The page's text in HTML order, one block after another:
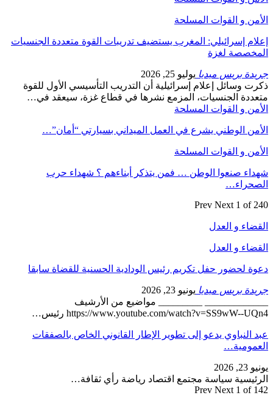
الأمن و القوات المسلحة
إعلام إسرائيلي: المغرب يستضيف تدريبات القوة متعددة الجنسيات
المخصصة لغزة
جريدة بريس ميديا يوليو 25, 2026
ذكرت وسائل إعلام إسرائيلية أن التدريب التأسيسي الأول للقوة
متعددة الجنسيات، المزمع نشرها في قطاع غزة، سيعقد في…
الأمن و القوات المسلحة
الأمن الوطني يشرع في العمل الميداني بسيارتي “أمان”…
الأمن و القوات المسلحة
شهداء صنعوا الوطن … فمن يتذكر أبناءهم ؟ شهداء حرب
الصحراء…
Prev Next 1 of 240
القضاء و العدل
القضاء و العدل
دعوة لحضور حفل تكريم رئيس الودادية الحسنية للقضاة سابقا
جريدة بريس ميديا يونيو 23, 2026
_____________ _________ مواضيع من الأرشيف
https://www.youtube.com/watch?v=SS9wW--UQn4 رئيس…
عبد النباوي يدعو إلى تطوير الإطار القانوني الخاص بالصفقات
العمومية…
يونيو 23, 2026
الرئيسية سياسة مجتمع اقتصاد رياضة رأي ثقافة…
Prev Next 1 of 142